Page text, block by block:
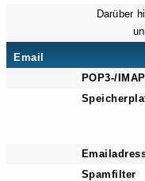
Darüber
Email
POP3-/
Spamfilter